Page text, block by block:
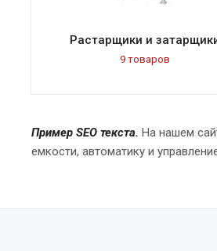
Растарщики и
9 товаров
Пример SEO текста. На нашем
емкости, автоматику и